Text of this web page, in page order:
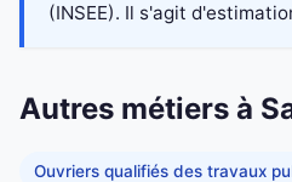
(INSEE). Il s'agit
Autres métiers à
Ouvriers qualifiés des travaux